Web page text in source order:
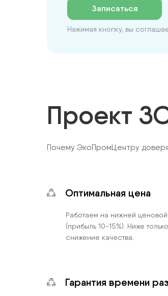
Записаться
Нажимая кнопку, вы
Проект
Почему ЭкоПромЦентру
Оптимальная цена
Работаем на нижней
(прибыль 10-15%). Ниже
снижение качества.
Гарантия времени